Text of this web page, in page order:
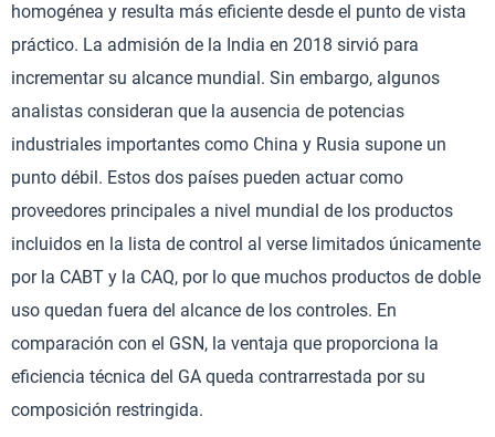
homogénea y resulta más eficiente desde el punto de vista
práctico. La admisión de la India en 2018 sirvió para
incrementar su alcance mundial. Sin embargo, algunos
analistas consideran que la ausencia de potencias
industriales importantes como China y Rusia supone un
punto débil. Estos dos países pueden actuar como
proveedores principales a nivel mundial de los productos
incluidos en la lista de control al verse limitados únicamente
por la CABT y la CAQ, por lo que muchos productos de doble
uso quedan fuera del alcance de los controles. En
comparación con el GSN, la ventaja que proporciona la
eficiencia técnica del GA queda contrarrestada por su
composición restringida.